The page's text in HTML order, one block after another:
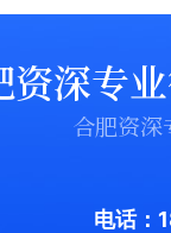
资深专
合肥资
电话：